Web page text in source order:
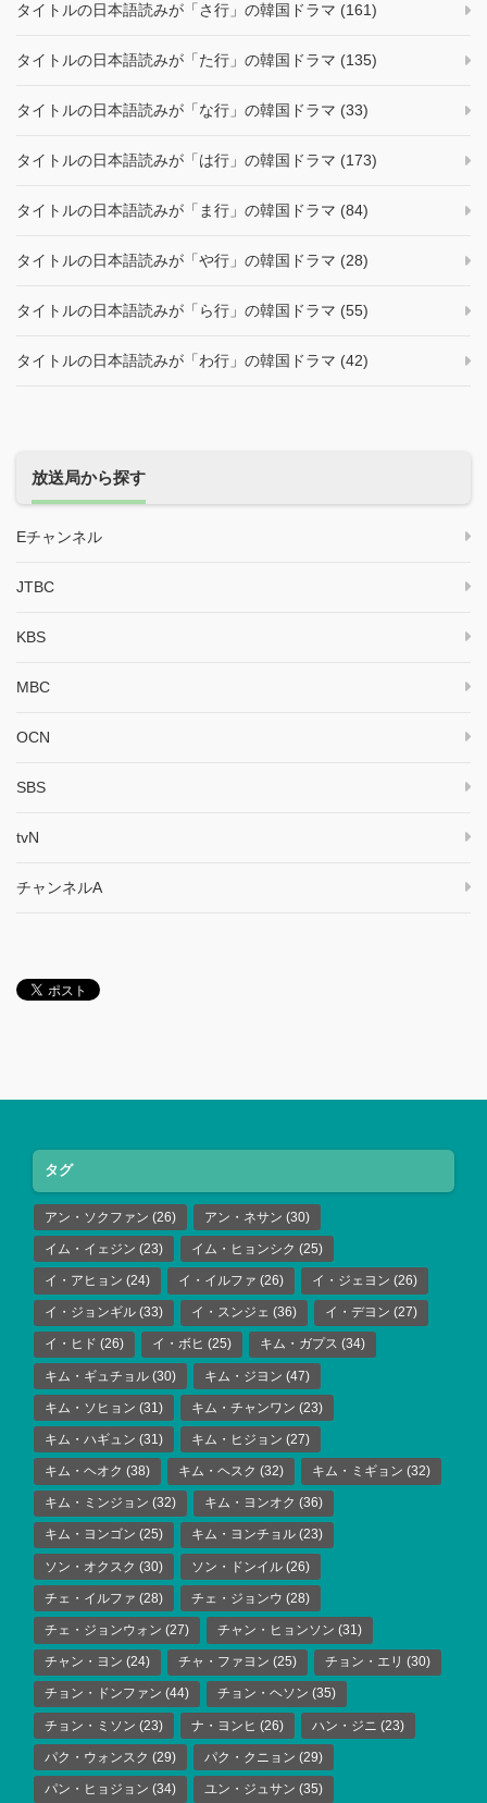
タイトルの日本語読みが「さ行」の韓国ドラマ (161)
タイトルの日本語読みが「た行」の韓国ドラマ (135)
タイトルの日本語読みが「な行」の韓国ドラマ (33)
タイトルの日本語読みが「は行」の韓国ドラマ (173)
タイトルの日本語読みが「ま行」の韓国ドラマ (84)
タイトルの日本語読みが「や行」の韓国ドラマ (28)
タイトルの日本語読みが「ら行」の韓国ドラマ (55)
タイトルの日本語読みが「わ行」の韓国ドラマ (42)
放送局から探す
Eチャンネル
JTBC
KBS
MBC
OCN
SBS
tvN
チャンネルA
タグ
アン・ソクファン (26) アン・ネサン (30)
イム・イェジン (23) イム・ヒョンシク (25)
イ・アヒョン (24) イ・イルファ (26) イ・ジェヨン (26)
イ・ジョンギル (33) イ・スンジェ (36) イ・デヨン (27)
イ・ヒド (26) イ・ボヒ (25) キム・ガプス (34)
キム・ギュチョル (30) キム・ジヨン (47)
キム・ソヒョン (31) キム・チャンワン (23)
キム・ハギュン (31) キム・ヒジョン (27)
キム・ヘオク (38) キム・ヘスク (32) キム・ミギョン (32)
キム・ミンジョン (32) キム・ヨンオク (36)
キム・ヨンゴン (25) キム・ヨンチョル (23)
ソン・オクスク (30) ソン・ドンイル (26)
チェ・イルファ (28) チェ・ジョンウ (28)
チェ・ジョンウォン (27) チャン・ヒョンソン (31)
チャン・ヨン (24) チャ・ファヨン (25) チョン・エリ (30)
チョン・ドンファン (44) チョン・ヘソン (35)
チョン・ミソン (23) ナ・ヨンヒ (26) ハン・ジニ (23)
パク・ウォンスク (29) パク・クニョン (29)
パン・ヒョジョン (34) ユン・ジュサン (35)